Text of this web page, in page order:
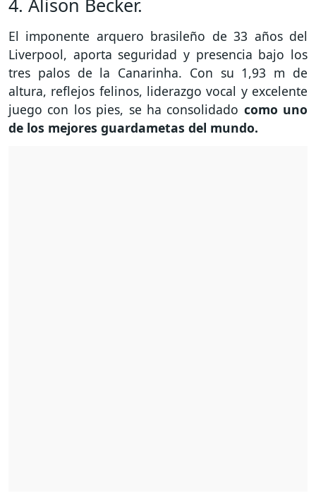
4. Alison Becker.
El imponente arquero brasileño de 33 años del
Liverpool, aporta seguridad y presencia bajo los
tres palos de la Canarinha. Con su 1,93 m de
altura, reflejos felinos, liderazgo vocal y excelente
juego con los pies, se ha consolidado como uno
de los mejores guardametas del mundo.